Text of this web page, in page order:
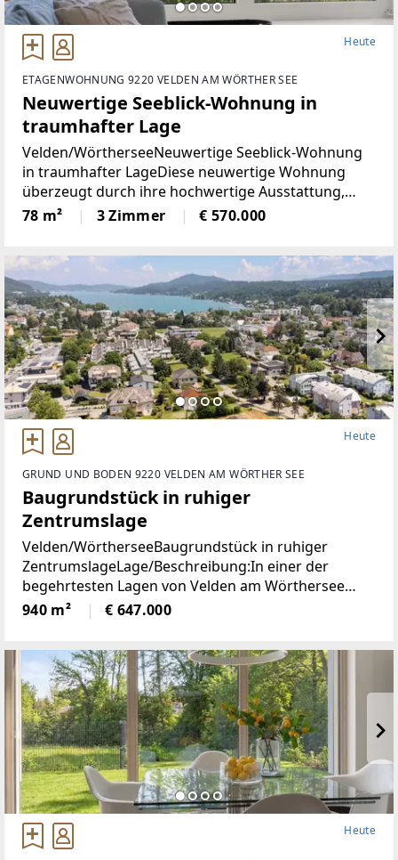
Heute
ETAGENWOHNUNG 9220 VELDEN AM WÖRTHER SEE
Neuwertige Seeblick-Wohnung in
traumhafter Lage
Velden/WörtherseeNeuwertige Seeblick-Wohnung
in traumhafter LageDiese neuwertige Wohnung
überzeugt durch ihre hochwertige Ausstattung,
durchdachte Raumaufteilung und einen
eindrucksvollen Blick auf den Wörthersee. Auf rund
78 m² 3 Zimmer € 570.000
Heute
GRUND UND BODEN 9220 VELDEN AM WÖRTHER SEE
Baugrundstück in ruhiger
Zentrumslage
Velden/WörtherseeBaugrundstück in ruhiger
ZentrumslageLage/Beschreibung:In einer der
begehrtesten Lagen von Velden am Wörthersee
befindet sich dieses ca. 940 m² große Grundstück,
das mit seiner ruhigen und dennoch zentralen Lage
940 m² € 647.000
Heute